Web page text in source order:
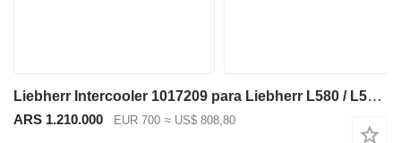
Liebherr Intercooler 1017209 para Liebherr L580 / L576 / L566 cargadora de ruedas
ARS 1.210.000 EUR 700 ≈ US$ 808,80